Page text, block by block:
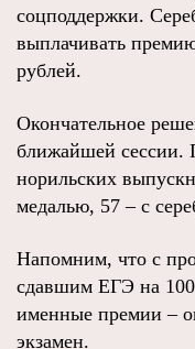
соцподдержки.
выплачивать
рублей.
Окончательное
ближайшей сессии.
норильских
медалью, 57 – с
Напомним, что с
сдавшим ЕГЭ на
именные премии –
экзамен.